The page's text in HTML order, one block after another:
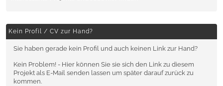
Kein Profil / CV zur Hand?
Sie haben gerade kein Profil und auch keinen Link zur Hand?
Kein Problem! - Hier können Sie sie sich den Link zu diesem
Projekt als E-Mail senden lassen um später darauf zurück zu
kommen.